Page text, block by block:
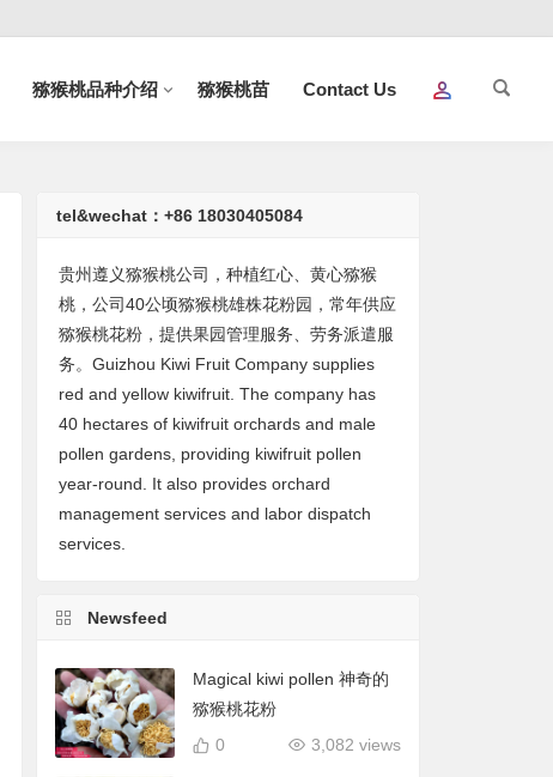
猕猴桃品种介绍 猕猴桃苗 Contact Us
tel&wechat：+86 18030405084
贵州遵义猕猴桃公司，种植红心、黄心猕猴
桃，公司40公顷猕猴桃雄株花粉园，常年供应
猕猴桃花粉，提供果园管理服务、劳务派遣服
务。Guizhou Kiwi Fruit Company supplies
red and yellow kiwifruit. The company has
40 hectares of kiwifruit orchards and male
pollen gardens, providing kiwifruit pollen
year-round. It also provides orchard
management services and labor dispatch
services.
Newsfeed
Magical kiwi pollen 神奇的
猕猴桃花粉
3,082 views
0